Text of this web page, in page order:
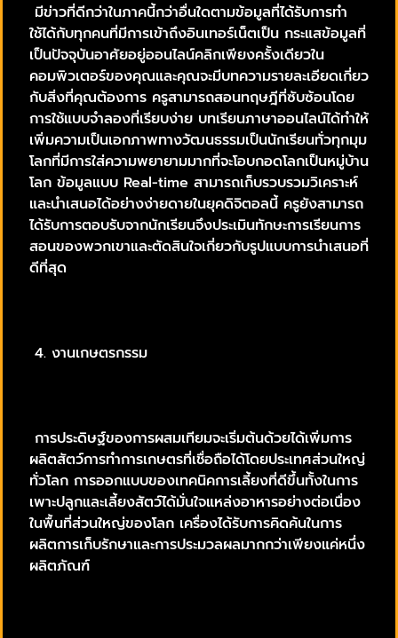
มีข่าวที่ดีกว่าในภาคนี้กว่าอื่นใดตามข้อมูลที่ได้รับการทำ
ใช้ได้กับทุกคนที่มีการเข้าถึงอินเทอร์เน็ตเป็น กระแสข้อมูลที่
เป็นปัจจุบันอาศัยอยู่ออนไลน์คลิกเพียงครั้งเดียวใน
คอมพิวเตอร์ของคุณและคุณจะมีบทความรายละเอียดเกี่ยว
กับสิ่งที่คุณต้องการ ครูสามารถสอนทฤษฎีที่ซับซ้อนโดย
การใช้แบบจำลองที่เรียบง่าย บทเรียนภาษาออนไลน์ได้ทำให้
เพิ่มความเป็นเอกภาพทางวัฒนธรรมเป็นนักเรียนทั่วทุกมุม
โลกที่มีการใส่ความพยายามมากที่จะโอบกอดโลกเป็นหมู่บ้าน
โลก ข้อมูลแบบ Real-time สามารถเก็บรวบรวมวิเคราะห์
และนำเสนอได้อย่างง่ายดายในยุคดิจิตอลนี้ ครูยังสามารถ
ได้รับการตอบรับจากนักเรียนจึงประเมินทักษะการเรียนการ
สอนของพวกเขาและตัดสินใจเกี่ยวกับรูปแบบการนำเสนอที่
ดีที่สุด
4. งานเกษตรกรรม
การประดิษฐ์ของการผสมเทียมจะเริ่มต้นด้วยได้เพิ่มการ
ผลิตสัตว์การทำการเกษตรที่เชื่อถือได้โดยประเทศส่วนใหญ่
ทั่วโลก การออกแบบของเทคนิคการเลี้ยงที่ดีขึ้นทั้งในการ
เพาะปลูกและเลี้ยงสัตว์ได้มั่นใจแหล่งอาหารอย่างต่อเนื่อง
ในพื้นที่ส่วนใหญ่ของโลก เครื่องได้รับการคิดค้นในการ
ผลิตการเก็บรักษาและการประมวลผลมากกว่าเพียงแค่หนึ่ง
ผลิตภัณฑ์